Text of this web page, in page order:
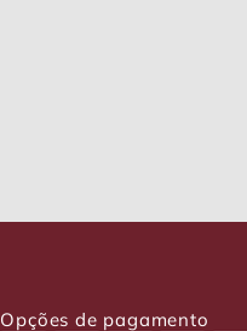
Opções de pagamento